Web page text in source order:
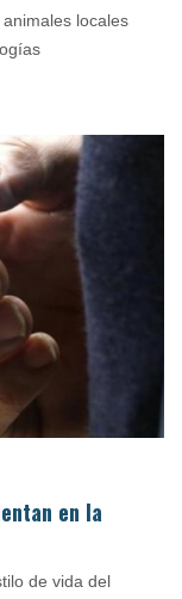
locales
en la
de vida del